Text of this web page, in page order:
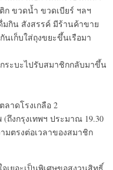
ก ขวดน้ำ ขวดเบียร์ ฯลฯ
มกิน สังสรรค์ มีร้านค้าขาย
เก็บใส่ถุงขยะขึ้นเรือมา
ระบะไปรับสมาชิกกลับมาขึ้น
ลาดโรงเกลือ 2
ถึงกรุงเทพฯ ประมาณ 19.30
มตรงต่อเวลาของสมาชิก